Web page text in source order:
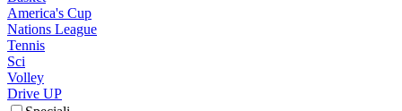
America's Cup
Nations League
Tennis
Sci
Volley
Drive UP